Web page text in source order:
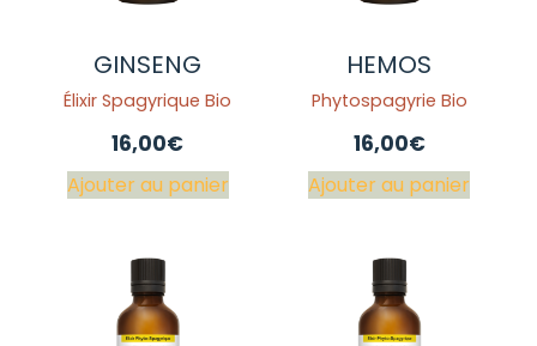
GINSENG
Élixir Spagyrique Bio
16,00€
Ajouter au panier
HEMOS
Phytospagyrie Bio
16,00€
Ajouter au panier